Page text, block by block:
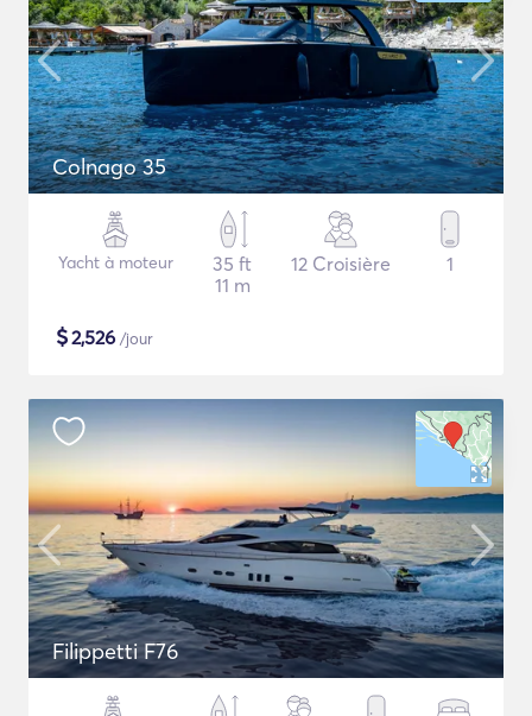
Colnago 35
Yacht à moteur
35 ft
11 m
12 Croisière 1
$2,526 /jour
Filippetti F76